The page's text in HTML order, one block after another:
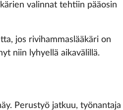
valinnat tehtiin pääosin
jos rivihammaslääkäri on
niin lyhyellä aikavälillä.
Perustyö jatkuu, työnantaja